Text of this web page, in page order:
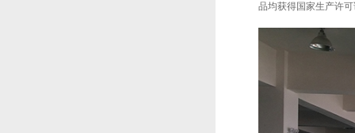
品均获得国家生产许